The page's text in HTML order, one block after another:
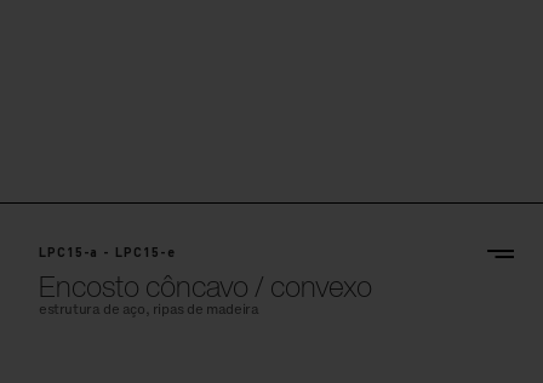
LPC15-a - LPC15-e
Encosto côncavo / convexo
estrutura de aço, ripas de madeira